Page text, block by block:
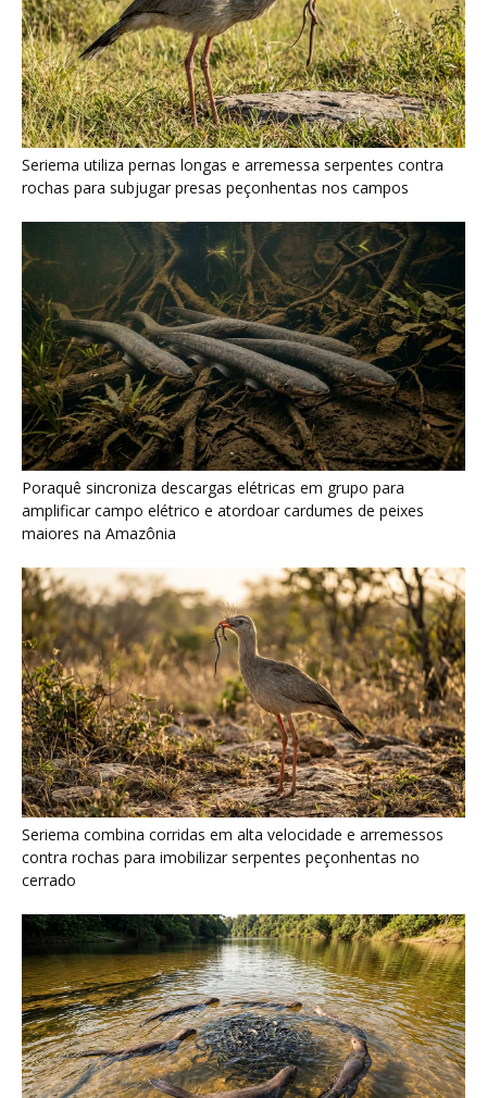
Poraquê sincroniza descargas elétricas em grupo para
amplificar campo elétrico e atordoar cardumes de peixes
maiores na Amazônia
Seriema combina corridas em alta velocidade e arremessos
contra rochas para imobilizar serpentes peçonhentas no
cerrado
Ariranha sincroniza caça coletiva com vocalização subaquática
e cerca cardumes em rios rasos da Amazônia